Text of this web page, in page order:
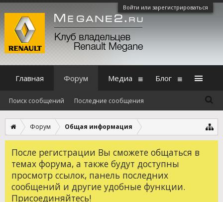
Войти или зарегистрироваться
Форум Общая информация
После регистрации Вы сможете общаться в
темах форума, а также будут доступны
просмотр ссылок, панель последних
сообщений и другие удобные функции.
Присоединяйтесь!
Главная Форум
Поиск сообщений Последние сообщения
Медиа Блог